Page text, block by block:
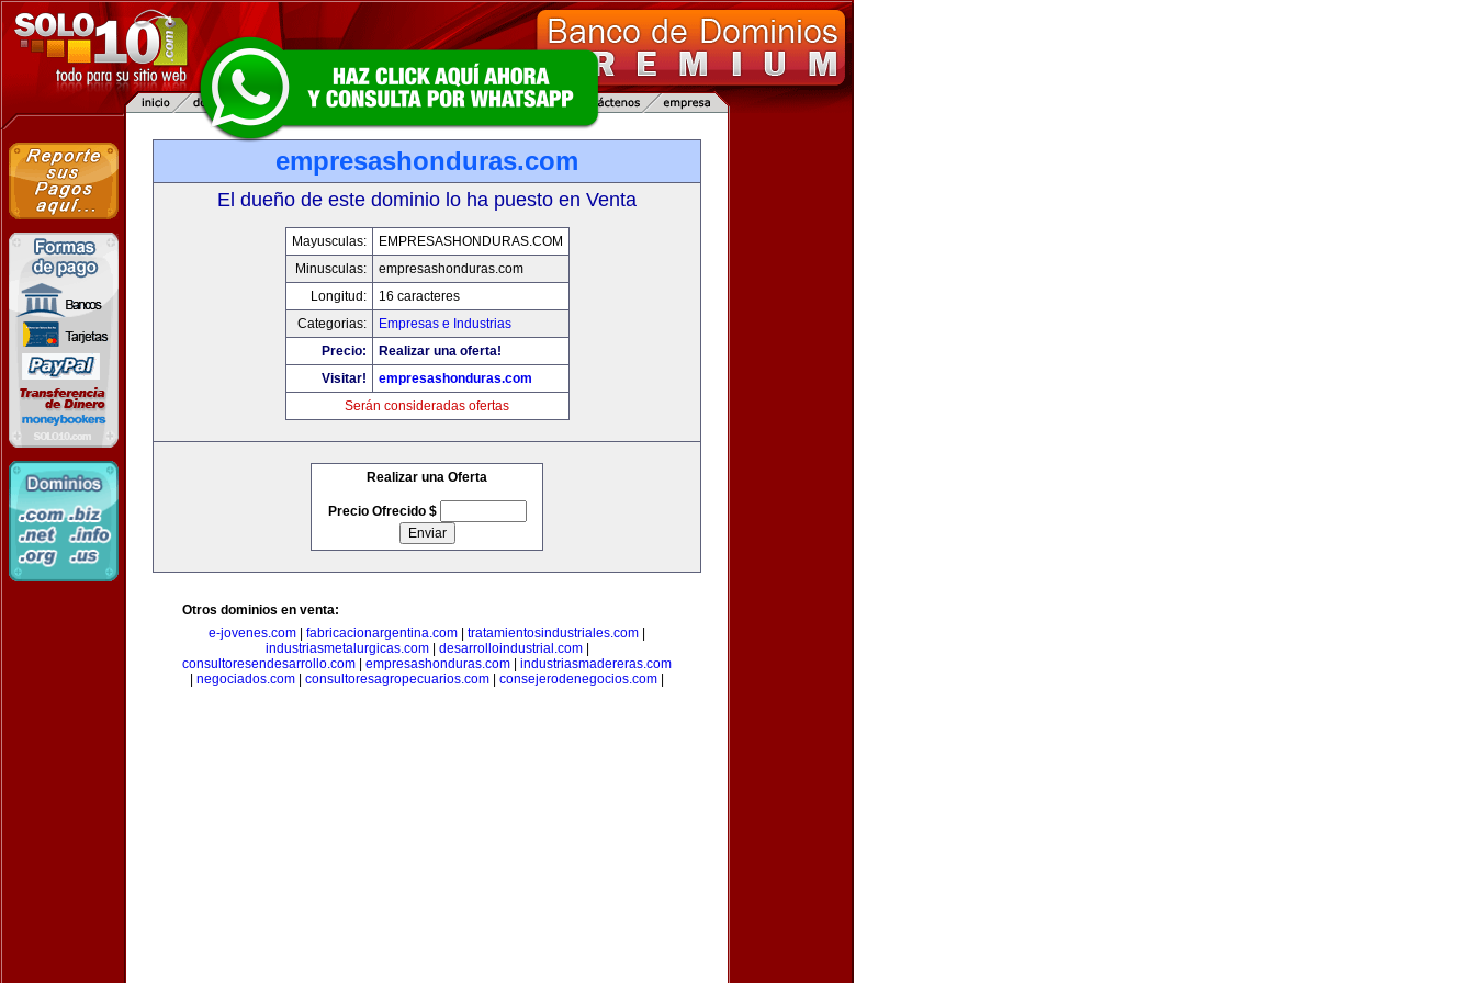
empresashonduras.com
El dueño de este dominio lo ha puesto en Venta
Mayusculas:
EMPRESASHONDURAS.COM
Minusculas:
empresashonduras.com
Longitud:
16 caracteres
Categorias:
Empresas e Industrias
Precio:
Realizar una oferta!
Visitar!
empresashonduras.com
Serán consideradas ofertas
Realizar una Oferta
Precio Ofrecido $
Otros dominios en venta:
e-jovenes.com
fabricacionargentina.com tratamientosindustriales.com
industriasmetalurgicas.com| desarrolloindustrial.com|
consultoresendesarrollo.com
empresashonduras.com
industriasmadereras.com
negociados.com consultoresagropecuarios.com consejerodenegocios.com